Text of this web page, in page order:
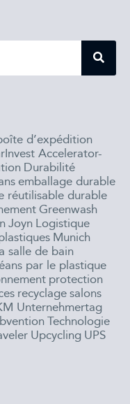
d’expédition
Accelerator-
Durabilité
emballage durable
réutilisable durable
Greenwash
Joyn Logistique
Munich
salle de bain
par le plastique
protection
recyclagesalons
Unternehmertag
Technologie
Upcycling UPS